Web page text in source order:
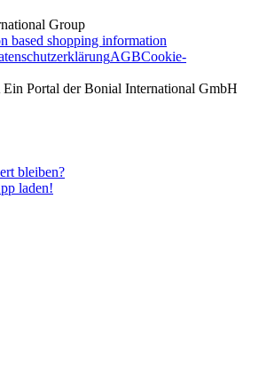
Group
based shopping information
AGBCookie-
Portal der Bonial International GmbH
bleiben?
laden!